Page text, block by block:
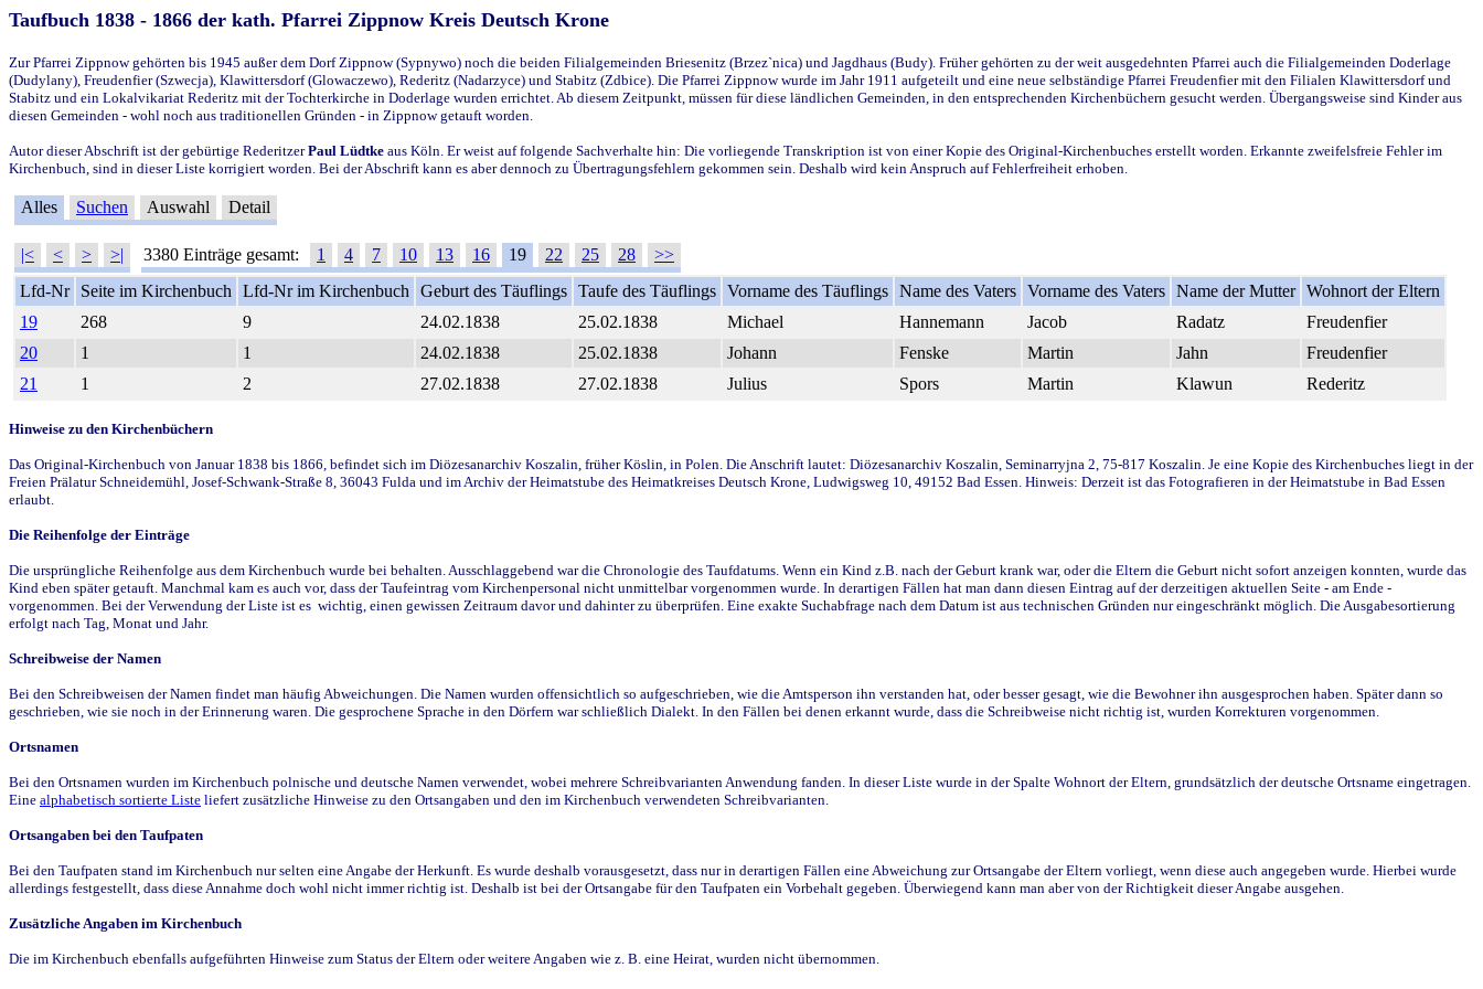
Taufbuch 1838 - 1866 der kath. Pfarrei Zippnow Kreis Deutsch Krone
Zur Pfarrei Zippnow gehörten bis 1945 außer dem Dorf Zippnow (Sypnywo) noch die beiden Filialgemeinden Briesenitz (Brzez`nica) und Jagdhaus (Budy). Früher gehörten zu der weit ausgedehnten Pfarrei auch die Filialgemeinden Doderlage
(Dudylany), Freudenfier (Szwecja), Klawittersdorf (Glowaczewo), Rederitz (Nadarzyce) und Stabitz (Zdbice). Die Pfarrei Zippnow wurde im Jahr 1911 aufgeteilt und eine neue selbständige Pfarrei Freudenfier mit den Filialen Klawittersdorf und
Stabitz und ein Lokalvikariat Rederitz mit der Tochterkirche in Doderlage wurden errichtet. Ab diesem Zeitpunkt, müssen für diese ländlichen Gemeinden, in den entsprechenden Kirchenbüchern gesucht werden. Übergangsweise sind Kinder aus
diesen Gemeinden - wohl noch aus traditionellen Gründen - in Zippnow getauft worden.
Autor dieser Abschrift ist der gebürtige RederitzerPaul Lüdtke aus Köln. Er weist auf folgende Sachverhalte hin: Die vorliegende Transkription ist von einer Kopie des Original-Kirchenbuches erstellt worden. Erkannte zweifelsfreie Fehler im
Kirchenbuch, sind in dieser Liste korrigiert worden. Bei der Abschrift kann es aber dennoch zu Übertragungsfehlern gekommen sein. Deshalb wird kein Anspruch auf Fehlerfreiheit erhoben.
Alles Suchen Auswahl Detail
|< < > >| 3380 Einträge gesamt: 1 4 7 10 13 16 19 22 25 28
>>
Lfd-Nr
Seite im Kirchenbuch Lfd-Nr im Kirchenbuch Geburt des Täuflings Taufe des Täuflings Vorname des Täuflings Name des Vaters Vorname des Vaters Name der Mutter Wohnort der Eltern
19
268 9 24.02.1838 25.02.1838 Michael Hannemann Jacob Radatz
Freudenfier
20
1 1 24.02.1838 25.02.1838 Johann Fenske Martin Jahn
Freudenfier
21
1 2 27.02.1838 27.02.1838 Julius Spors Martin Klawun Rederitz
Hinweise zu den Kirchenbüchern
Das Original-Kirchenbuch von Januar 1838 bis 1866, befindet sich im Diözesanarchiv Koszalin, früher Köslin, in Polen. Die Anschrift lautet: Diözesanarchiv Koszalin, Seminarryjna 2, 75-817 Koszalin. Je eine Kopie des Kirchenbuches liegt in der
Freien Prälatur Schneidemühl, Josef-Schwank-Straße 8, 36043 Fulda und im Archiv der Heimatstube des Heimatkreises Deutsch Krone, Ludwigsweg 10, 49152 Bad Essen. Hinweis: Derzeit ist das Fotografieren in der Heimatstube in Bad Essen
erlaubt.
Die Reihenfolge der Einträge
Die ursprüngliche Reihenfolge aus dem Kirchenbuch wurde bei behalten. Ausschlaggebend war die Chronologie des Taufdatums. Wenn ein Kind z.B. nach der Geburt krank war, oder die Eltern die Geburt nicht sofort anzeigen konnten, wurde das
Kind eben später getauft. Manchmal kam es auch vor, dass der Taufeintrag vom Kirchenpersonal nicht unmittelbar vorgenommen wurde. In derartigen Fällen hat man dann diesen Eintrag auf der derzeitigen aktuellen Seite - am Ende -
vorgenommen. Bei der Verwendung der Liste ist es wichtig, einen gewissen Zeitraum davor und dahinter zu überprüfen. Eine exakte Suchabfrage nach dem Datum ist aus technischen Gründen nur eingeschränkt möglich. Die Ausgabesortierung
erfolgt nach Tag, Monat und Jahr.
Schreibweise der Namen
Bei den Schreibweisen der Namen findet man häufig Abweichungen. Die Namen wurden offensichtlich so aufgeschrieben, wie die Amtsperson ihn verstanden hat, oder besser gesagt, wie die Bewohner ihn ausgesprochen haben. Später dann so
geschrieben, wie sie noch in der Erinnerung waren. Die gesprochene Sprache in den Dörfern war schließlich Dialekt. In den Fällen bei denen erkannt wurde, dass die Schreibweise nicht richtig ist, wurden Korrekturen vorgenommen.
Ortsnamen
Bei den Ortsnamen wurden im Kirchenbuch polnische und deutsche Namen verwendet, wobei mehrere Schreibvarianten Anwendung fanden. In dieser Liste wurde in der Spalte Wohnort der Eltern, grundsätzlich der deutsche Ortsname eingetragen.
Eine alphabetisch sortierte Liste liefert zusätzliche Hinweise zu den Ortsangaben und den im Kirchenbuch verwendeten Schreibvarianten.
Ortsangaben bei den Taufpaten
Bei den Taufpaten stand im Kirchenbuch nur selten eine Angabe der Herkunft. Es wurde deshalb vorausgesetzt, dass nur in derartigen Fällen eine Abweichung zur Ortsangabe der Eltern vorliegt, wenn diese auch angegeben wurde. Hierbei wurde
allerdings festgestellt, dass diese Annahme doch wohl nicht immer richtig ist. Deshalb ist bei der Ortsangabe für den Taufpaten ein Vorbehalt gegeben. Überwiegend kann man aber von der Richtigkeit dieser Angabe ausgehen.
Zusätzliche Angaben im Kirchenbuch
Die im Kirchenbuch ebenfalls aufgeführten Hinweise zum Status der Eltern oder weitere Angaben wie z. B. eine Heirat, wurden nicht übernommen.